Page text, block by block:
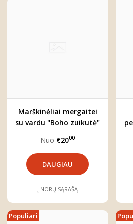
Marškinėliai mergaitei
su vardu "Boho zuikutė"
Nuo €2000
DAUGIAU
Į NORŲ SĄRAŠĄ
Populiari